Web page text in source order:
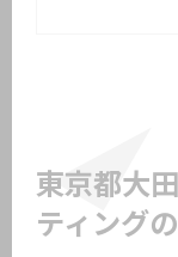
専門
比較
カー
東京都大
ティング